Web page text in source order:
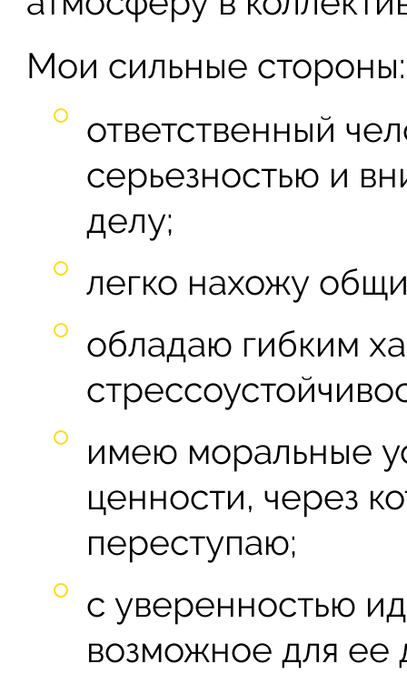
Мои сильные стороны:
ответственный
серьезностью и
делу;
легко нахожу
обладаю гибким
имею моральные
ценности, через
переступаю;
с уверенностью
возможное для ее